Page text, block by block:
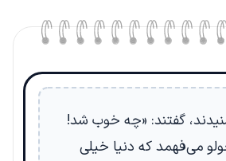
گفتند: «چه خوب شد!
می‌فهمد که دنیا خیلی